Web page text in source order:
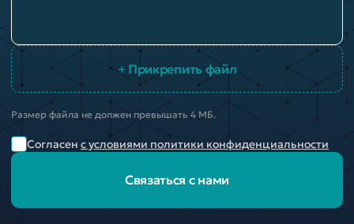
+ Прикрепить файл
Размер файла не должен превышать 4 МБ.
Согласен с условиями политики конфиденциальности
Связаться с нами